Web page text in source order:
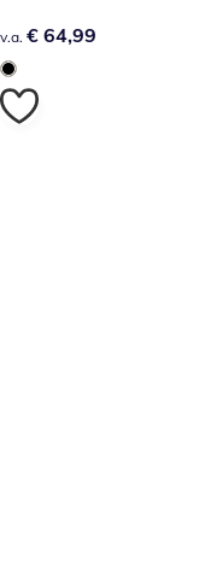
€ 64,99
v.a. € 64,99